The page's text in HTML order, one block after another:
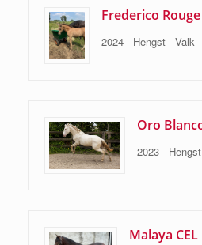
Frederico
2024 - Hengst - Valk
Oro
2023 -
Malaya CEL